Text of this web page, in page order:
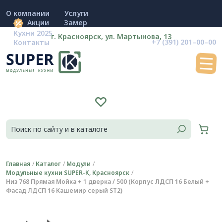
О компании
Услуги
Акции
Замер
Кухни 2025
Контакты
+7 (391) 201–00–00
г. Красноярск, ул. Мартынова, 13
Главная Каталог
Модули
Модульные кухни SUPER-K, Красноярск
Низ 768 Прямая Мойка + 1 дверка / 500 (Корпус ЛДСП 16 Белый +
Фасад ЛДСП 16 Кашемир серый ST2)